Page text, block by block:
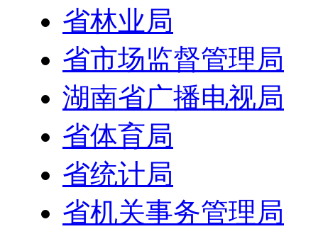
省林业局
省市场监督管理局
湖南省广播电视局
省体育局
省统计局
省机关事务管理局